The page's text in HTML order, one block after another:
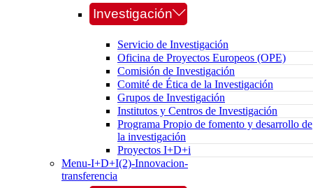
Investigación
Servicio de Investigación
Oficina de Proyectos Europeos (OPE)
Comisión de Investigación
Comité de Ética de la Investigación
Grupos de Investigación
Institutos y Centros de Investigación
Programa Propio de fomento y desarrollo de
la investigación
Proyectos I+D+i
Menu-I+D+I(2)-Innovacion-
transferencia